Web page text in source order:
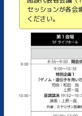
セッションが各会
ください。